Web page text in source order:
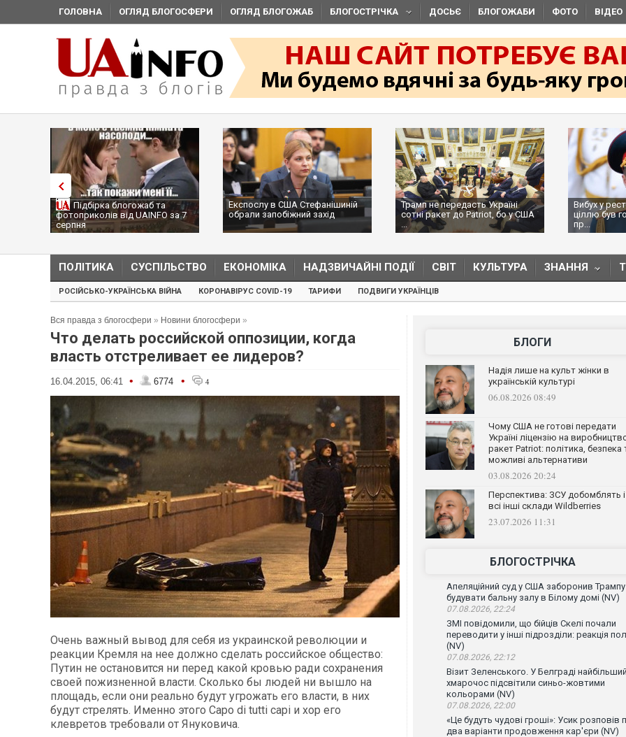
ГОЛОВНА ОГЛЯД БЛОГОСФЕРИ ОГЛЯД БЛОГОЖАБ БЛОГОСТРІЧКА ДОСЬЄ БЛОГОЖАБИ ФОТО ВІДЕО
Підбірка блогожаб та
фотоприколів від UAINFO за 7
серпня
Експослу в США Стефанішиній
обрали запобіжний захід
Трамп не передасть Україні
сотні ракет до Patriot, бо у США
...
Вибух у
ціллю був
пр...
ПОЛІТИКА СУСПІЛЬСТВО ЕКОНОМІКА НАДЗВИЧАЙНІ ПОДІЇ СВІТ КУЛЬТУРА ЗНАННЯ
РОСІЙСЬКО-УКРАЇНСЬКА ВІЙНА КОРОНАВІРУС COVID-19 ТАРИФИ ПОДВИГИ УКРАЇНЦІВ
Вся правда з блогосфери » Новини блогосфери »
Что делать российской оппозиции, когда
власть отстреливает ее лидеров?
16.04.2015, 06:41 • 6774 • 4
Очень важный вывод для себя из украинской революции и
реакции Кремля на нее должно сделать российское общество:
Путин не остановится ни перед какой кровью ради сохранения
своей пожизненной власти. Сколько бы людей ни вышло на
площадь, если они реально будут угрожать его власти, в них
будут стрелять. Именно этого Capo di tutti capi и хор его
клевретов требовали от Януковича.
БЛОГИ
Надія лише на культ жінки в
українській культурі
06.08.2026 08:49
Чому США не готові передати
Україні ліцензію на
ракет Patriot: політика, безпека
можливі альтернативи
03.08.2026 20:24
Перспектива: ЗСУ добомблять і
всі інші склади Wildberries
23.07.2026 11:31
БЛОГОСТРІЧКА
Апеляційний суд у США заборонив Трампу
будувати бальну залу в Білому домі (NV)
07.08.2026, 22:24
ЗМІ повідомили, що бійців Скелі почали
переводити у інші підрозділи: реакція
(NV)
07.08.2026, 22:12
Візит Зеленського. У Белграді найбільший
хмарочос підсвітили синьо-жовтими
кольорами (NV)
07.08.2026, 22:00
«Це будуть чудові гроші»: Усик розповів
два варіанти продовження кар'єри (NV)